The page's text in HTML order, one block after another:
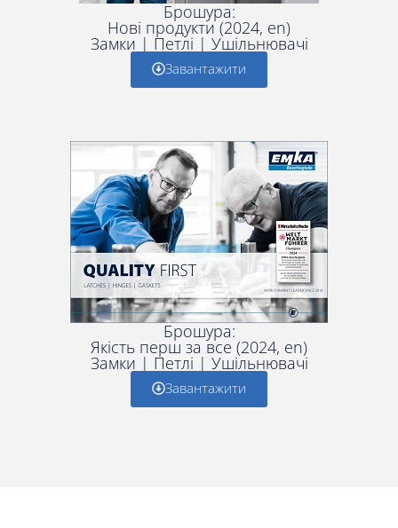
Брошура:
Нові продукти (2024, en)
Замки | Петлі | Ушільнювачі
Завантажити
Брошура:
Якість перш за все (2024, en)
Замки | Петлі | Ушільнювачі
Завантажити